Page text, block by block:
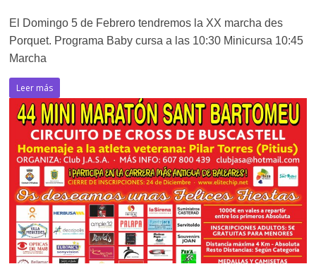
El Domingo 5 de Febrero tendremos la XX marcha des
Porquet. Programa Baby cursa a las 10:30 Minicursa 10:45
Marcha
Leer más